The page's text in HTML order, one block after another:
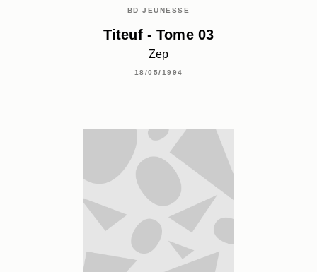
BD JEUNESSE
Titeuf - Tome 03
Zep
18/05/1994